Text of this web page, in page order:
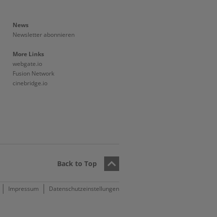
News
Newsletter abonnieren
More Links
webgate.io
Fusion Network
cinebridge.io
Back to Top
Impressum Datenschutzeinstellungen